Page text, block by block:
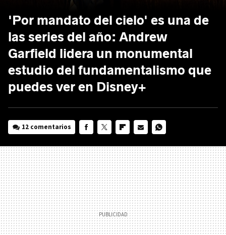
'Por mandato del cielo' es una de
las series del año: Andrew
Garfield lidera un monumental
estudio del fundamentalismo que
puedes ver en Disney+
12 comentarios
MAIL